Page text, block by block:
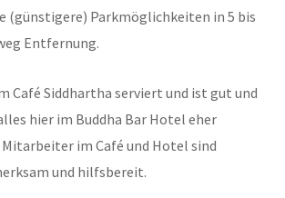
(günstigere) Parkmöglichkeiten in 5 bis
Entfernung.
Café Siddhartha serviert und ist gut und
hier im Buddha Bar Hotel eher
im Café und Hotel sind
und hilfsbereit.